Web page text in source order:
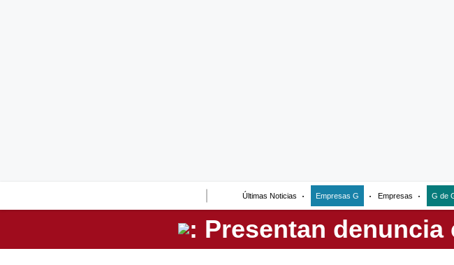
Últimas Noticias Empresas G Empresas G de
Perú